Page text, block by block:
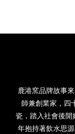
鹿港窯品牌故事
師兼創業家，四
瓷，踏入社會後
年抱持著飲水思